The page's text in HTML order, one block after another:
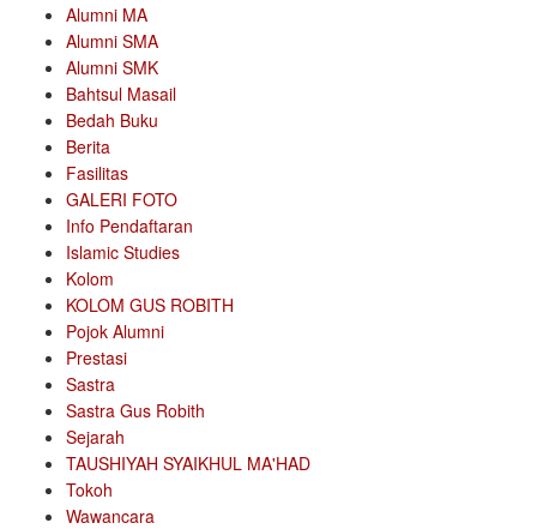
Alumni MA
Alumni SMA
Alumni SMK
Bahtsul Masail
Bedah Buku
Berita
Fasilitas
GALERI FOTO
Info Pendaftaran
Islamic Studies
Kolom
KOLOM GUS ROBITH
Pojok Alumni
Prestasi
Sastra
Sastra Gus Robith
Sejarah
TAUSHIYAH SYAIKHUL MA'HAD
Tokoh
Wawancara